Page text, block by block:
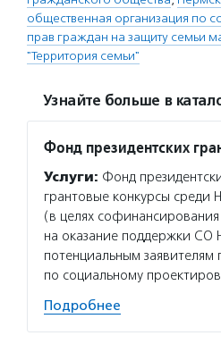
общественная организация по
прав граждан на защиту семьи
"Территория семьи"
Узнайте больше в
Фонд президентских
Услуги: Фонд
грантовые конкурсы среди
(в целях
на оказание поддержки СО
потенциальным
по социальному
Подробнее